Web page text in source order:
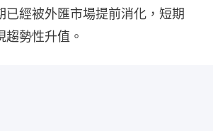
已經被外匯市場提前消化，短期
趨勢性升值。